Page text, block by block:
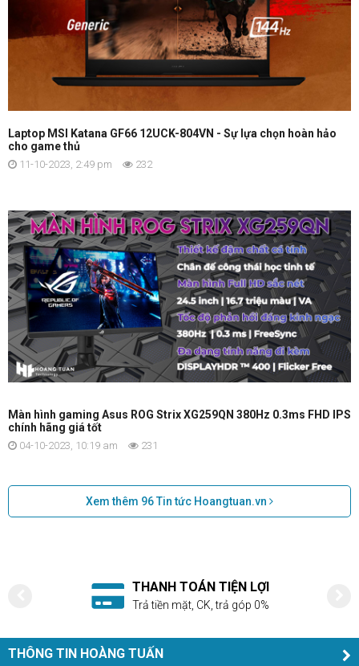
Laptop MSI Katana GF66 12UCK-804VN - Sự lựa chọn hoàn hảo
cho game thủ
11-10-2023, 2:49 pm 232
Màn hình gaming Asus ROG Strix XG259QN 380Hz 0.3ms FHD IPS
chính hãng giá tốt
04-10-2023, 10:19 am 231
Xem thêm 96Tin tức Hoangtuan.vn
THANH TOÁN TIỆN LỢI
Trả tiền mặt, CK, trả góp 0%
THÔNG TIN HOÀNG TUẤN